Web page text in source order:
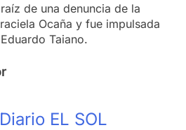
de una denuncia de la
Ocaña y fue impulsada
Taiano.
Diario EL SOL